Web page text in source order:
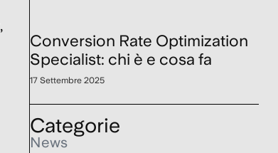
,
Conversion Rate Optimization
Specialist: chi è e cosa fa
17 Settembre 2025
Categorie
News